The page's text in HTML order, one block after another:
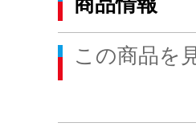
この商品を